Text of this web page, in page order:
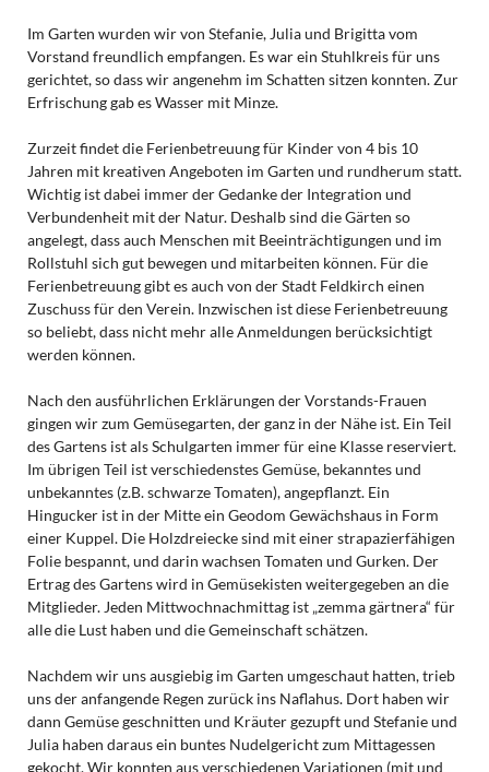
Im Garten wurden wir von Stefanie, Julia und Brigitta vom
Vorstand freundlich empfangen. Es war ein Stuhlkreis für uns
gerichtet, so dass wir angenehm im Schatten sitzen konnten. Zur
Erfrischung gab es Wasser mit Minze.
Zurzeit findet die Ferienbetreuung für Kinder von 4 bis 10
Jahren mit kreativen Angeboten im Garten und rundherum statt.
Wichtig ist dabei immer der Gedanke der Integration und
Verbundenheit mit der Natur. Deshalb sind die Gärten so
angelegt, dass auch Menschen mit Beeinträchtigungen und im
Rollstuhl sich gut bewegen und mitarbeiten können. Für die
Ferienbetreuung gibt es auch von der Stadt Feldkirch einen
Zuschuss für den Verein. Inzwischen ist diese Ferienbetreuung
so beliebt, dass nicht mehr alle Anmeldungen berücksichtigt
werden können.
Nach den ausführlichen Erklärungen der Vorstands-Frauen
gingen wir zum Gemüsegarten, der ganz in der Nähe ist. Ein Teil
des Gartens ist als Schulgarten immer für eine Klasse reserviert.
Im übrigen Teil ist verschiedenstes Gemüse, bekanntes und
unbekanntes (z.B. schwarze Tomaten), angepflanzt. Ein
Hingucker ist in der Mitte ein Geodom Gewächshaus in Form
einer Kuppel. Die Holzdreiecke sind mit einer strapazierfähigen
Folie bespannt, und darin wachsen Tomaten und Gurken. Der
Ertrag des Gartens wird in Gemüsekisten weitergegeben an die
Mitglieder. Jeden Mittwochnachmittag ist „zemma gärtnera“ für
alle die Lust haben und die Gemeinschaft schätzen.
Nachdem wir uns ausgiebig im Garten umgeschaut hatten, trieb
uns der anfangende Regen zurück ins Naflahus. Dort haben wir
dann Gemüse geschnitten und Kräuter gezupft und Stefanie und
Julia haben daraus ein buntes Nudelgericht zum Mittagessen
gekocht. Wir konnten aus verschiedenen Variationen (mit und